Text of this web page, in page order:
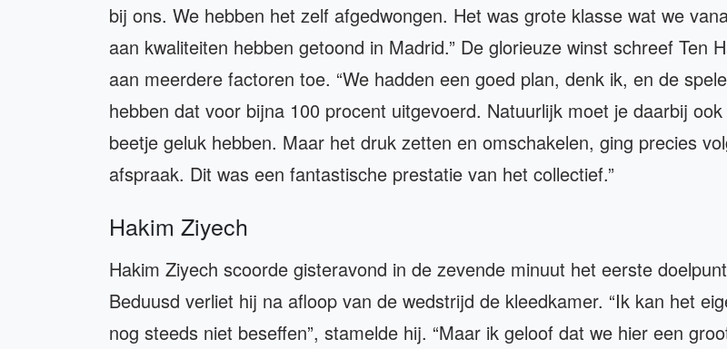
bij ons. We hebben het zelf afgedwongen. Het was grote klasse wat we
aan kwaliteiten hebben getoond in Madrid.” De glorieuze winst schreef Ten
aan meerdere factoren toe. “We hadden een goed plan, denk ik, en de
hebben dat voor bijna 100 procent uitgevoerd. Natuurlijk moet je daarbij ook
beetje geluk hebben. Maar het druk zetten en omschakelen, ging precies
afspraak. Dit was een fantastische prestatie van het collectief.”
Hakim Ziyech
Hakim Ziyech scoorde gisteravond in de zevende minuut het eerste
Beduusd verliet hij na afloop van de wedstrijd de kleedkamer. “Ik kan het
nog steeds niet beseffen”, stamelde hij. “Maar ik geloof dat we hier een